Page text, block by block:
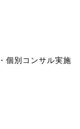
個別コンサル実施